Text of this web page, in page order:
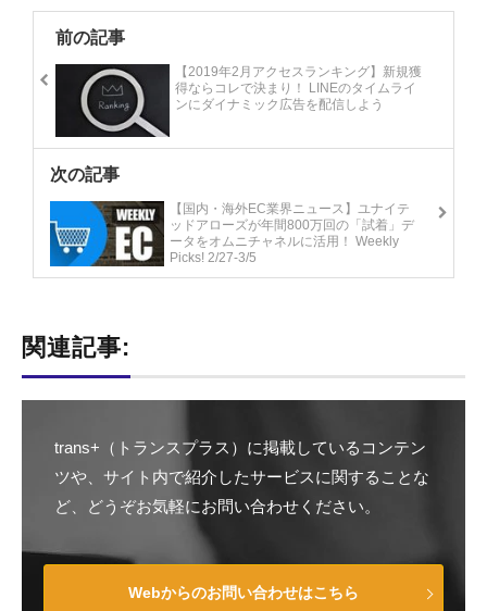
前の記事
【2019年2月アクセスランキング】新規獲
得ならコレで決まり！ LINEのタイムライ
ンにダイナミック広告を配信しよう
次の記事
【国内・海外EC業界ニュース】ユナイテ
ッドアローズが年間800万回の「試着」デ
ータをオムニチャネルに活用！ Weekly
Picks! 2/27-3/5
関連記事:
trans+（トランスプラス）に掲載しているコンテン
ツや、サイト内で紹介したサービスに関することな
ど、どうぞお気軽にお問い合わせください。
Webからのお問い合わせはこちら